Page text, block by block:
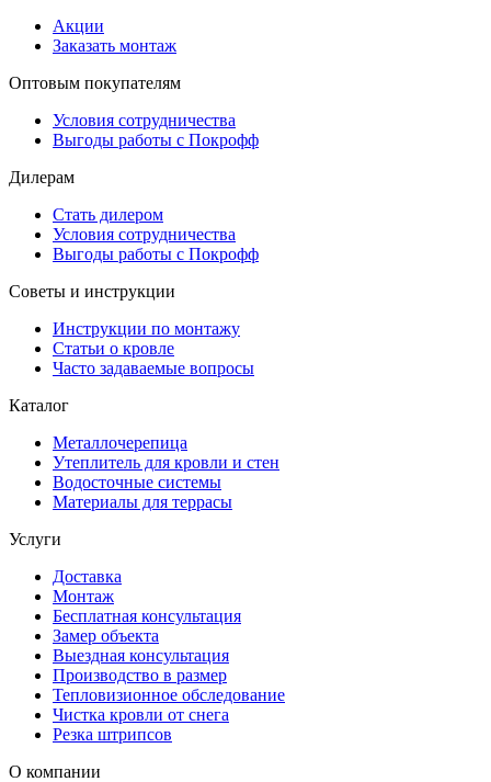
Акции
Заказать монтаж
Оптовым покупателям
Условия сотрудничества
Выгоды работы с Покрофф
Дилерам
Стать дилером
Условия сотрудничества
Выгоды работы с Покрофф
Советы и инструкции
Инструкции по монтажу
Статьи о кровле
Часто задаваемые вопросы
Каталог
Металлочерепица
Утеплитель для кровли и стен
Водосточные системы
Материалы для террасы
Услуги
Доставка
Монтаж
Бесплатная консультация
Замер объекта
Выездная консультация
Производство в размер
Тепловизионное обследование
Чистка кровли от снега
Резка штрипсов
О компании